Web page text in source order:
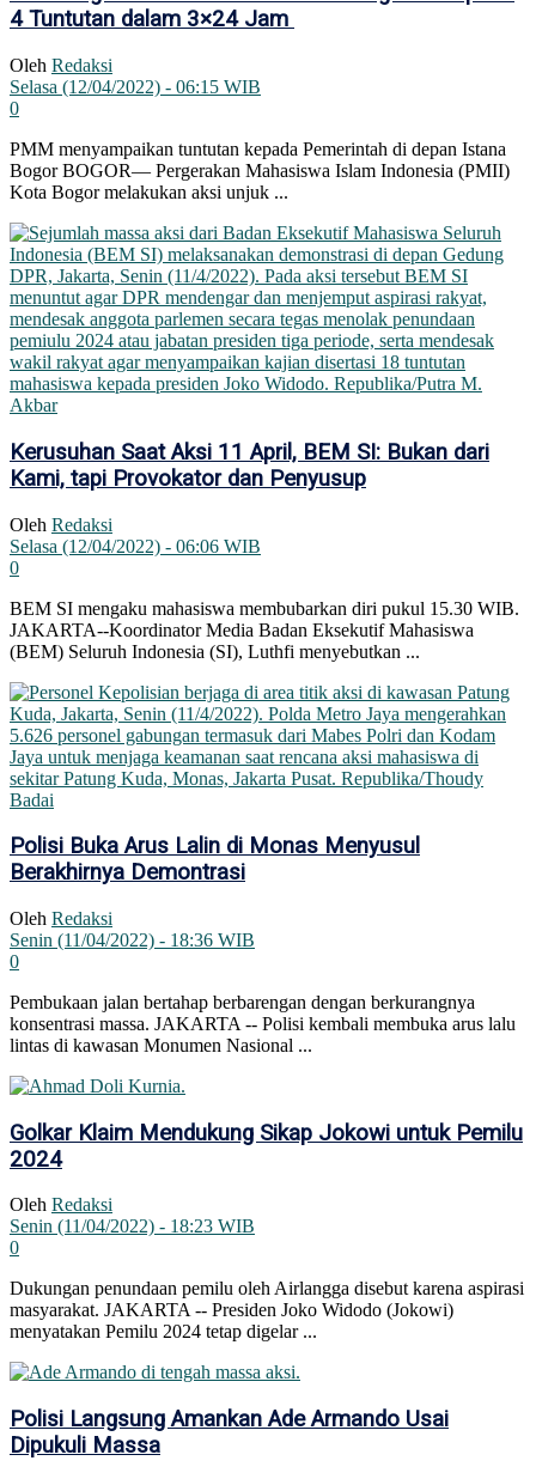
4 Tuntutan dalam 3×24 Jam
Oleh Redaksi
Selasa (12/04/2022) - 06:15 WIB
0
PMM menyampaikan tuntutan kepada Pemerintah di depan Istana
Bogor BOGOR— Pergerakan Mahasiswa Islam Indonesia (PMII)
Kota Bogor melakukan aksi unjuk ...
Kerusuhan Saat Aksi 11 April, BEM SI: Bukan dari
Kami, tapi Provokator dan Penyusup
Oleh Redaksi
Selasa (12/04/2022) - 06:06 WIB
0
BEM SI mengaku mahasiswa membubarkan diri pukul 15.30 WIB.
JAKARTA--Koordinator Media Badan Eksekutif Mahasiswa
(BEM) Seluruh Indonesia (SI), Luthfi menyebutkan ...
Polisi Buka Arus Lalin di Monas Menyusul
Berakhirnya Demontrasi
Oleh Redaksi
Senin (11/04/2022) - 18:36 WIB
0
Pembukaan jalan bertahap berbarengan dengan berkurangnya
konsentrasi massa. JAKARTA -- Polisi kembali membuka arus lalu
lintas di kawasan Monumen Nasional ...
Golkar Klaim Mendukung Sikap Jokowi untuk Pemilu
2024
Oleh Redaksi
Senin (11/04/2022) - 18:23 WIB
0
Dukungan penundaan pemilu oleh Airlangga disebut karena aspirasi
masyarakat. JAKARTA -- Presiden Joko Widodo (Jokowi)
menyatakan Pemilu 2024 tetap digelar ...
Polisi Langsung Amankan Ade Armando Usai
Dipukuli Massa